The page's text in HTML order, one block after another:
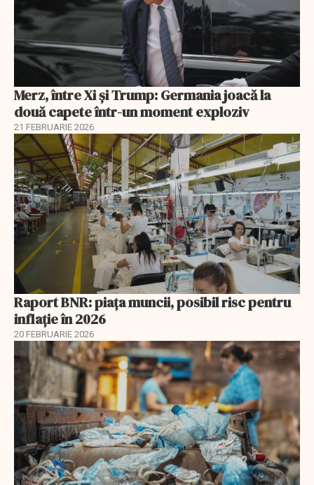
Merz, între Xi și Trump: Germania joacă la
două capete într-un moment exploziv
21 FEBRUARIE 2026
Raport BNR: piața muncii, posibil risc pentru
inflație în 2026
20 FEBRUARIE 2026